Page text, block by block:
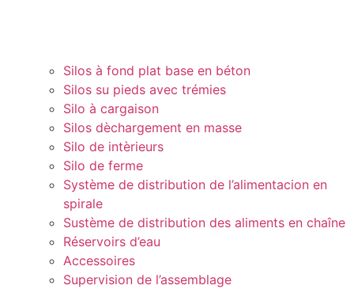
Silos à fond plat base en béton
Silos su pieds avec trémies
Silo à cargaison
Silos dèchargement en masse
Silo de intèrieurs
Silo de ferme
Système de distribution de l’alimentacion en
spirale
Sustème de distribution des aliments en chaîne
Réservoirs d’eau
Accessoires
Supervision de l’assemblage